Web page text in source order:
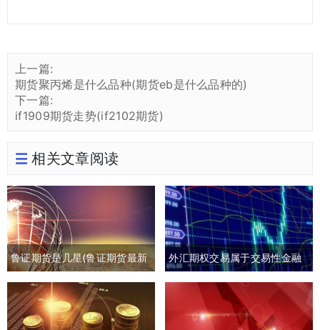
上一篇:
期货聚丙烯是什么品种(期货eb是什么品种的)
下一篇:
if1909期货走势(if2102期货)
相关文章阅读
鲁证期货是几星(鲁证期货最新
消息)
外汇期权交易属于交易性金融
负债吗(外汇期权交易是指交易
双方)